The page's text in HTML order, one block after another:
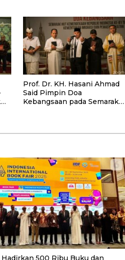
Prof. Dr. KH. Hasani Ahmad
Said Pimpin Doa
Kebangsaan pada Semarak
Hadirkan 500 Ribu Buku dan